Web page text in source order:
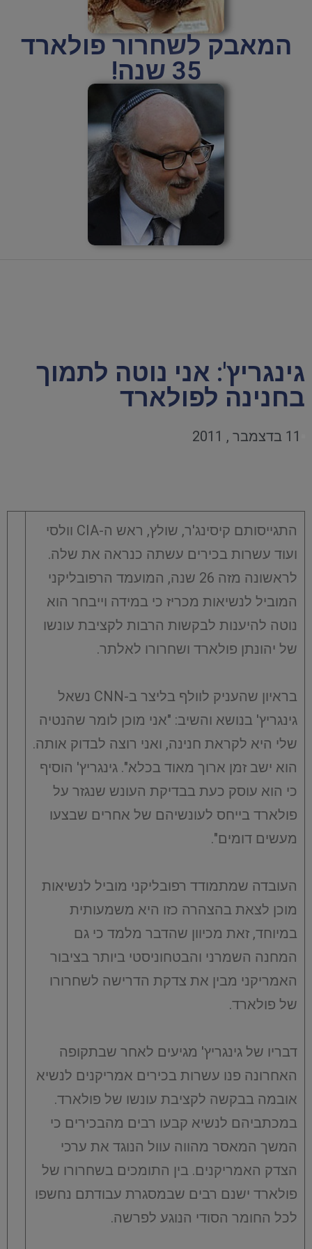
המאבק לשחרור פולארד
35 שנה!
גינגריץ': אני נוטה לתמוך
בחנינה לפולארד
11 בדצמבר , 2011
התגייסותם קיסינג'ר, שולץ, ראש ה-CIA וולסי
ועוד עשרות בכירים עשתה כנראה את שלה.
לראשונה מזה 26 שנה, המועמד הרפובליקני
המוביל לנשיאות מכריז כי במידה וייבחר הוא
נוטה להיענות לבקשות הרבות לקציבת עונשו
של יהונתן פולארד ושחרורו לאלתר.
בראיון שהעניק לוולף בליצר ב-CNN נשאל
גינגריץ' בנושא והשיב: "אני מוכן לומר שהנטיה
שלי היא לקראת חנינה, ואני רוצה לבדוק אותה.
הוא ישב זמן ארוך מאוד בכלא". גינגריץ' הוסיף
כי הוא עוסק כעת בבדיקת העונש שנגזר על
פולארד בייחס לעונשיהם של אחרים שבצעו
מעשים דומים".
העובדה שמתמודד רפובליקני מוביל לנשיאות
מוכן לצאת בהצהרה כזו היא משמעותית
במיוחד, זאת מכיוון שהדבר מלמד כי גם
המחנה השמרני והבטחוניסטי ביותר בציבור
האמריקני מבין את צדקת הדרישה לשחרורו
של פולארד.
דבריו של גינגריץ' מגיעים לאחר שבתקופה
האחרונה פנו עשרות בכירים אמריקנים לנשיא
אובמה בבקשה לקציבת עונשו של פולארד.
במכתביהם לנשיא קבעו רבים מהבכירים כי
המשך המאסר מהווה עוול הנוגד את ערכי
הצדק האמריקנים. בין התומכים בשחרורו של
פולארד ישנם רבים שבמסגרת עבודתם נחשפו
לכל החומר הסודי הנוגע לפרשה.